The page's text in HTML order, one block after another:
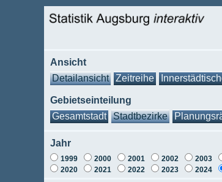
Ansicht
Detailansicht
Zeitreihe
Gebietseinteilung
Gesamtstadt
Stadtbezirke
Jahr
1999 2000 2001 2002 2003
2020
2021 2022 2023 2024